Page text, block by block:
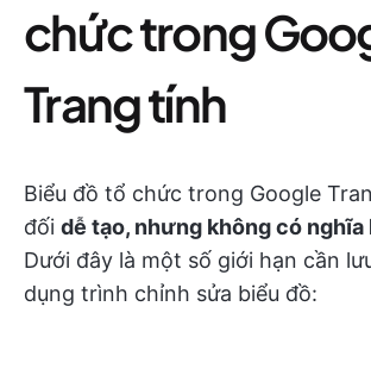
chức trong
Trang tính
Biểu đồ tổ chức trong Google
đối dễ tạo, nhưng không có nghĩa
Dưới đây là một số giới hạn cần
dụng trình chỉnh sửa biểu đồ: